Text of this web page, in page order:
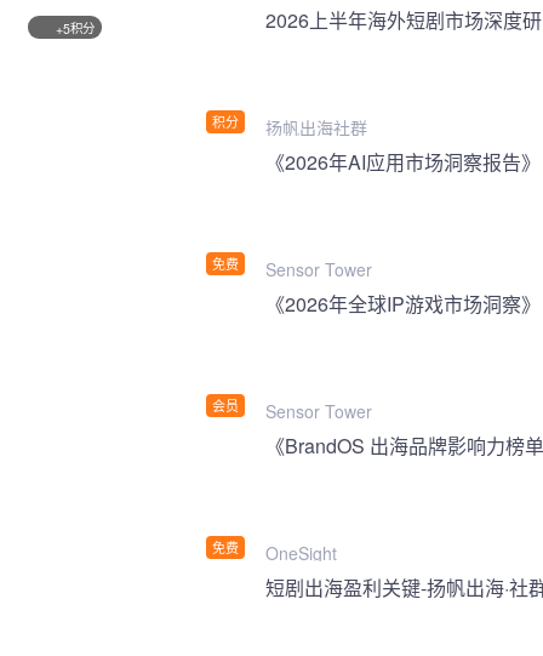
+5积分
积分
2026上半年海外短剧市场深度
扬帆出海社群
免费
《2026年AI应用市场洞察报告》
Sensor Tower
会员
《2026年全球IP游戏市场洞察》
Sensor Tower
免费
《BrandOS 出海品牌影响力榜
OneSight
短剧出海盈利关键-扬帆出海·社